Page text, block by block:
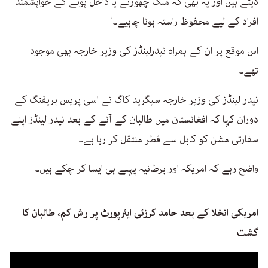
افراد کے لیے محفوظ راستہ ہونا چاہیے۔‘
اس موقع پر ان کے ہمراہ نیدرلینڈز کی وزیر خارجہ بھی موجود
تھے۔
نیدر لینڈز کی وزیر خارجہ سیگرید کاگ نے اسی پریس بریفنگ کے
دوران کہا کہ افغانستان میں طالبان کے آنے کے بعد نیدر لینڈز اپنے
سفارتی مشن کو کابل سے قطر منتقل کر رہا ہے۔
واضح رہے کہ امریکہ اور برطانیہ پہلے ہی ایسا کر چکے ہیں۔
امریکی انخلا کے بعد حامد کرزئی ایئرپورٹ پر رش کم، طالبان کا
گشت